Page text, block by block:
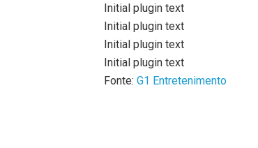
Initial plugin text
Initial plugin text
Initial plugin text
Initial plugin text
Fonte:G1 Entretenimento